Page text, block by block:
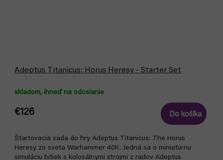
Adeptus Titanicus: Horus Heresy - Starter Set
skladom, ihneď na odoslanie
€126 Do košíka
Štartovacia sada do hry Adeptus Titanicus: The Horus
Heresy zo sveta Warhammer 40K. Jedná sa o miniatúrnu
simuláciu bitiek s kolosálnymi strojmi z radov Adeptus